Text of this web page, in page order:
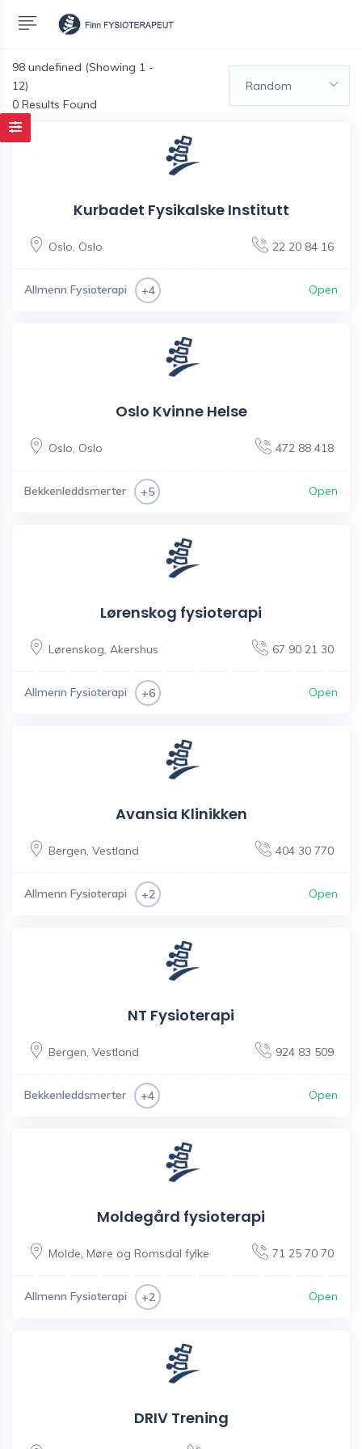
98 undefined (Showing 1 -
12)
0 Results Found
Random
Kurbadet Fysikalske Institutt
Oslo Oslo 22 20 84 16
Allmenn Fysioterapi +4 Open
Oslo Kvinne Helse
Oslo Oslo 472 88 418
Bekkenleddsmerter +5 Open
Lørenskog fysioterapi
Lørenskog Akershus 67 90 21 30
Allmenn Fysioterapi +6 Open
Avansia Klinikken
Bergen Vestland 404 30 770
Allmenn Fysioterapi +2 Open
NT Fysioterapi
Bergen Vestland 924 83 509
Bekkenleddsmerter +4 Open
Moldegård fysioterapi
Molde Møre og Romsdal fylke 71 25 70 70
Allmenn Fysioterapi +2 Open
DRIV Trening